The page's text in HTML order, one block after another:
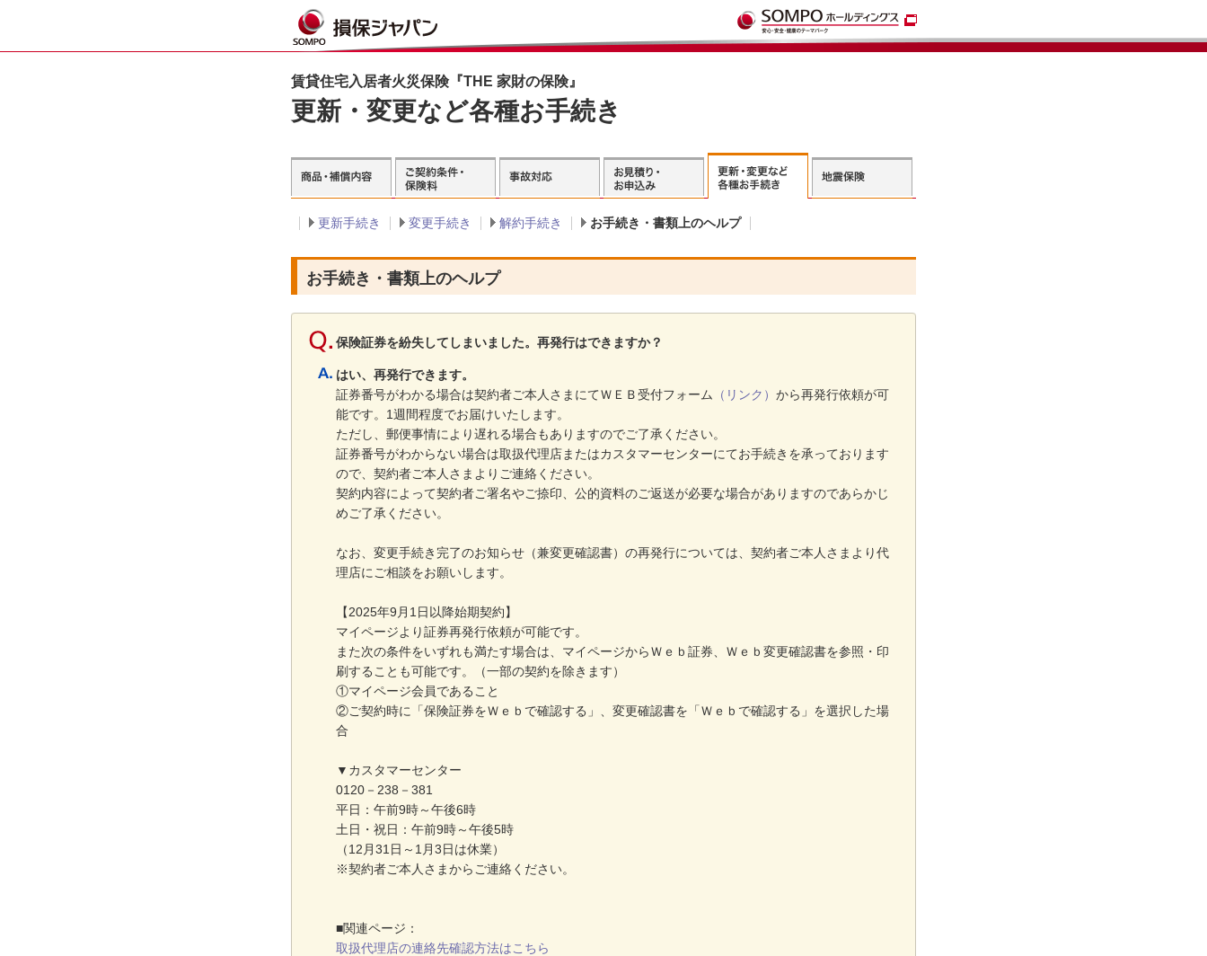
賃貸住宅入居者火災保険『THE 家財の保険』
更新・変更など各種お手続き
更新手続き 変更手続き 解約手続き お手続き・書類上のヘルプ
お手続き・書類上のヘルプ
保険証券を紛失してしまいました。再発行はできますか？
はい、再発行できます。
証券番号がわかる場合は契約者ご本人さまにてＷＥＢ受付フォーム
（リンク） から再発行依頼が可
能です。1週間程度でお届けいたします。
ただし、郵便事情により遅れる場合もありますのでご了承ください。
証券番号がわからない場合は取扱代理店またはカスタマーセンターにてお手続きを承っております
ので、契約者ご本人さまよりご連絡ください。
契約内容によって契約者ご署名やご捺印、公的資料のご返送が必要な場合がありますのであらかじ
めご了承ください。
なお、変更手続き完了のお知らせ（兼変更確認書）の再発行については、契約者ご本人さまより代
理店にご相談をお願いします。
【2025年9月1日以降始期契約】
マイページより証券再発行依頼が可能です。
また次の条件をいずれも満たす場合は、マイページからＷｅｂ証券、Ｗｅｂ変更確認書を参照・印
刷することも可能です。（一部の契約を除きます）
①マイページ会員であること
②ご契約時に「保険証券をＷｅｂで確認する」、変更確認書を「Ｗｅｂで確認する」を選択した場
合
▼カスタマーセンター
0120－238－381
平日：午前9時～午後6時
土日・祝日：午前9時～午後5時
（12月31日～1月3日は休業）
※契約者ご本人さまからご連絡ください。
■関連ページ：
取扱代理店の連絡先確認方法はこちら